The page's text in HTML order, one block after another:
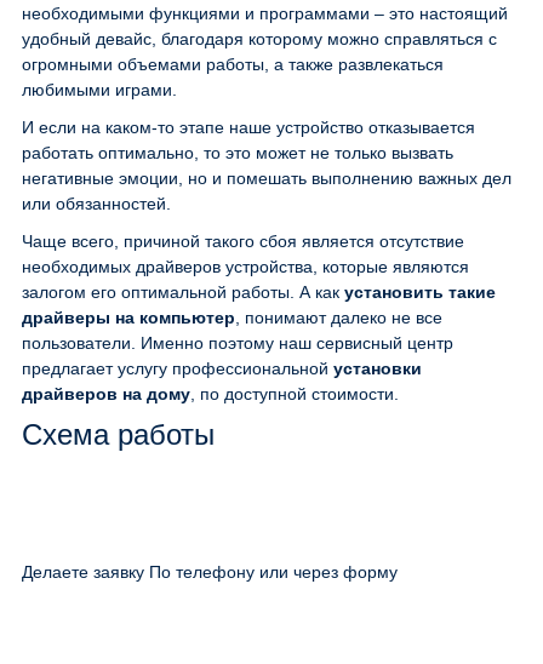
необходимыми функциями и программами – это настоящий
удобный девайс, благодаря которому можно справляться с
огромными объемами работы, а также развлекаться
любимыми играми.
И если на каком-то этапе наше устройство отказывается
работать оптимально, то это может не только вызвать
негативные эмоции, но и помешать выполнению важных дел
или обязанностей.
Чаще всего, причиной такого сбоя является отсутствие
необходимых драйверов устройства, которые являются
залогом его оптимальной работы. А как установить такие
драйверы на компьютер , понимают далеко не все
пользователи. Именно поэтому наш сервисный центр
предлагает услугу профессиональной установки
драйверов на дому , по доступной стоимости.
Схема работы
Делаете заявку По телефону или через форму